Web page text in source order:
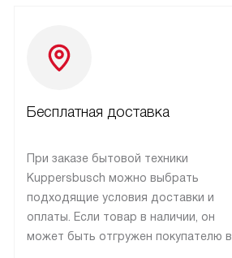
Бесплатная доставка
При заказе бытовой техники
Kuppersbusch можно выбрать
подходящие условия доставки и
оплаты. Если товар в наличии, он
может быть отгружен покупателю в